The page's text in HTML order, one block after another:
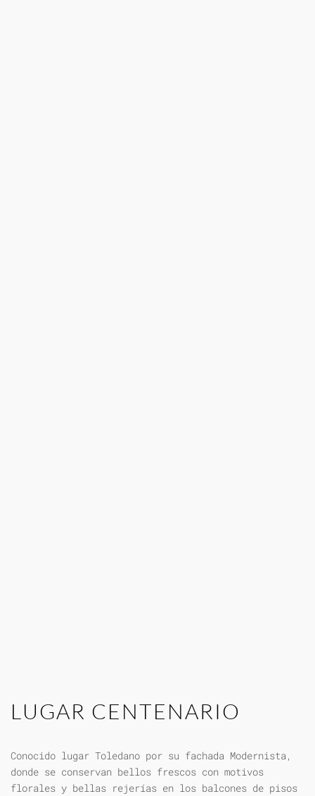
LUGAR CENTENARIO
Conocido lugar Toledano por su fachada Modernista,
donde se conservan bellos frescos con motivos
florales y bellas rejerías en los balcones de pisos